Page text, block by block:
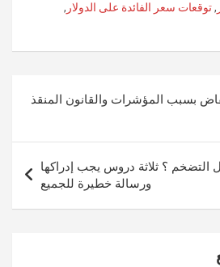
,توقعات سعر الفائدة على الدولار ,
بسبب المؤشرات والقانون المنقذ
؟ ثلاثة دروس يجب إدراكها
ورسالة خطيرة للجميع